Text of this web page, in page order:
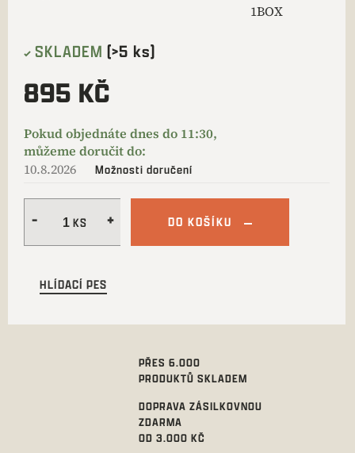
1BOX
SKLADEM (>5 ks)
895 KČ
10.8.2026 Možnosti doručení
DO KOŠÍKU
HLÍDACÍ PES
PŘES 6.000
PRODUKTŮ SKLADEM
DOPRAVA ZÁSILKOVNOU
ZDARMA
OD 3.000 KČ